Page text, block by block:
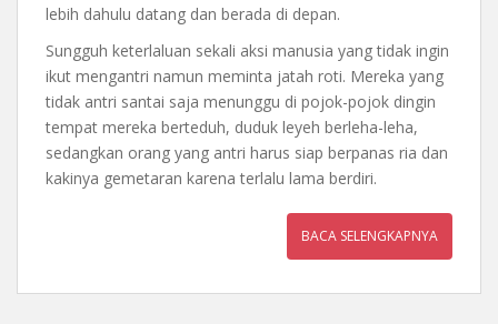
lebih dahulu datang dan berada di depan.
Sungguh keterlaluan sekali aksi manusia yang tidak ingin
ikut mengantri namun meminta jatah roti. Mereka yang
tidak antri santai saja menunggu di pojok-pojok dingin
tempat mereka berteduh, duduk leyeh berleha-leha,
sedangkan orang yang antri harus siap berpanas ria dan
kakinya gemetaran karena terlalu lama berdiri.
BACA SELENGKAPNYA